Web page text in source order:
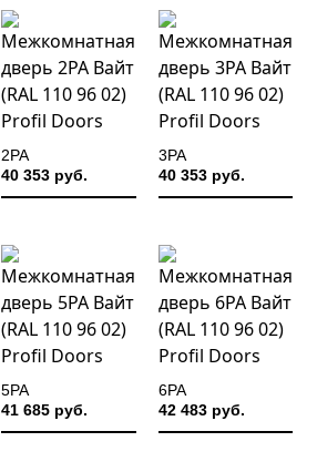
2PA
40 353 руб.
3PA
40 353 руб.
5PA
41 685 руб.
6PA
42 483 руб.